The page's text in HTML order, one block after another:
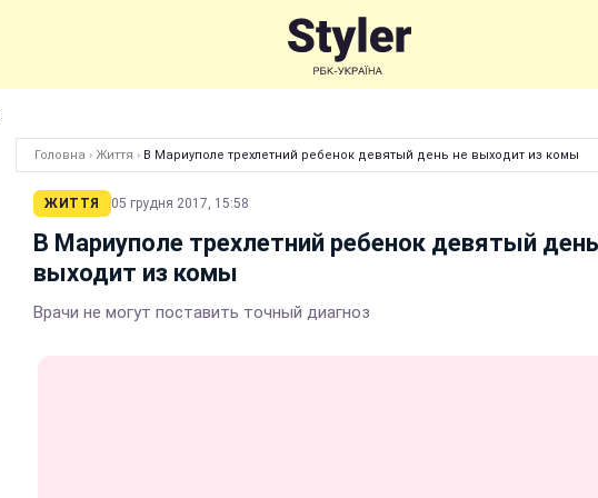
Головна › Життя › В Мариуполе трехлетний ребенок девятый день не выходит из комы
ЖИТТЯ 05 грудня 2017, 15:58
В Мариуполе трехлетний ребенок девятый
выходит из комы
Врачи не могут поставить точный диагноз